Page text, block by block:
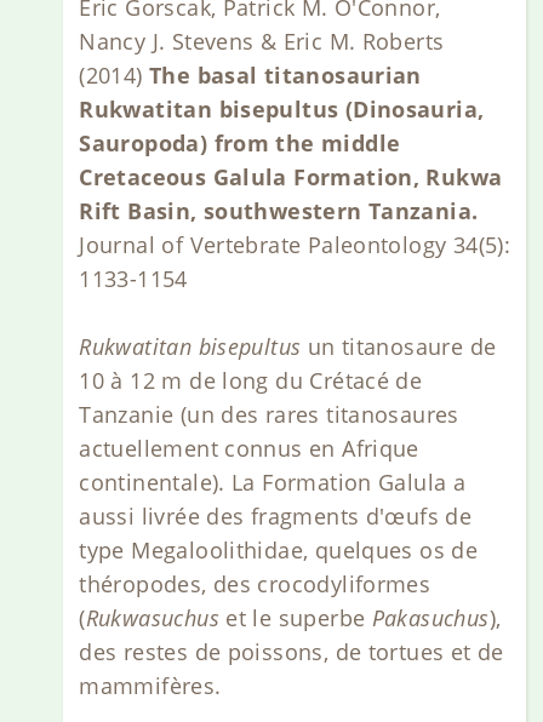
Eric Gorscak, Patrick M. O'Connor,
Nancy J. Stevens & Eric M. Roberts
(2014)The basal titanosaurian
Rukwatitan bisepultus (Dinosauria,
Sauropoda) from the middle
Cretaceous Galula Formation, Rukwa
Rift Basin, southwestern Tanzania.
Journal of Vertebrate Paleontology 34(5):
1133-1154
Rukwatitan bisepultus un titanosaure de
10 à 12 m de long du Crétacé de
Tanzanie (un des rares titanosaures
actuellement connus en Afrique
continentale). La Formation Galula a
aussi livrée des fragments d'œufs de
type Megaloolithidae, quelques os de
théropodes, des crocodyliformes
(Rukwasuchus et le superbe Pakasuchus),
des restes de poissons, de tortues et de
mammifères.